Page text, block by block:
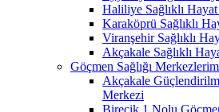
Haliliye Sağlıklı
Karaköprü Sağlıklı
Viranşehir Sağlıklı
Akçakale Sağlıklı
Göçmen Sağlığı
Akçakale
Merkezi
Birecik 1 Nolu